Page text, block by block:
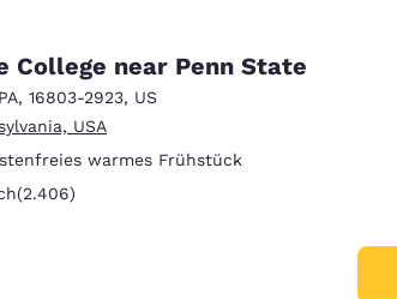
College near Penn State
PA, 16803-2923, US
USA
warmes Frühstück
2406 Bewertungen
(2.406)